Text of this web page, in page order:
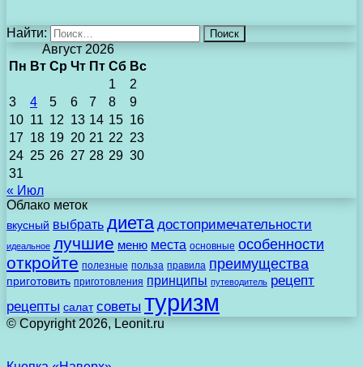
Найти:
Август 2026
Пн Вт Ср Чт Пт Сб Вс
1
2
3
4 5 6 7 8
9
10 11 12 13 14 15 16
17 18 19 20 21 22 23
24 25 26 27 28 29 30
31
« Июл
Облако меток
вкусный выбрать диета достопримечательности
идеальное лучшие меню места основные особенности
откройте полезные польза правила преимущества
приготовить приготовления принципы путеводитель рецепт
рецепты салат советы туризм
© Copyright 2026, Leonit.ru